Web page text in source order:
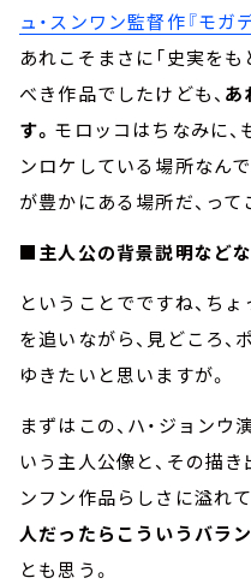
ュ・スンワン監督作『モガ
あれこそまさに「史実を
べき作品でしたけども、 あ
す。 モロッコはちなみに
ンロケしている場所なん
が豊かにある場所だ、って
■主人公の背景説明など
ということでですね、ち
を追いながら、見どころ
ゆきたいと思いますが。
まずはこの、ハ・ジョンウ
いう主人公像と、その描き
ンフン作品らしさに溢れ
人だったらこういうバラ
とも思う。